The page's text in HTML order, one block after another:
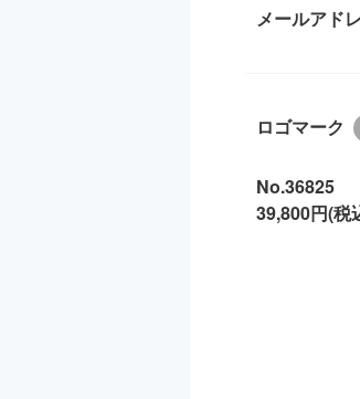
メールアド
ロゴマーク
No.36825
39,800円(税